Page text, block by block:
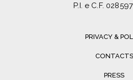
P.I. e C.F.
PRIVACY &
CONTACTS
PRESS